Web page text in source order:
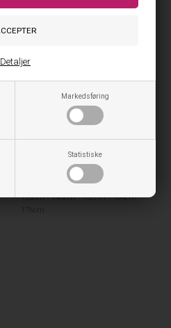
Markedsføring
Statistiske
Detaljer
Jack & Jones Vinterjakke Soho
Puffer Hood - Rosin
DKK
128cm 140cm 152cm
164cm
176cm